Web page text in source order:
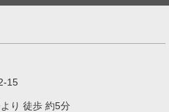
15
り 徒歩 約5分